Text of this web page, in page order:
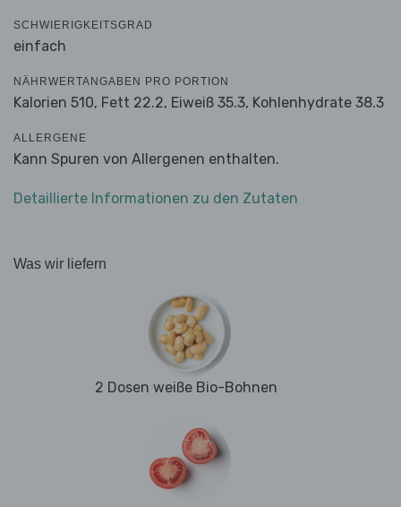
SCHWIERIGKEITSGRAD
einfach
NÄHRWERTANGABEN PRO PORTION
Kalorien 510, Fett 22.2, Eiweiß 35.3, Kohlenhydrate 38.3
ALLERGENE
Kann Spuren von Allergenen enthalten.
Detaillierte Informationen zu den Zutaten
Was wir liefern
2 Dosen weiße Bio-Bohnen